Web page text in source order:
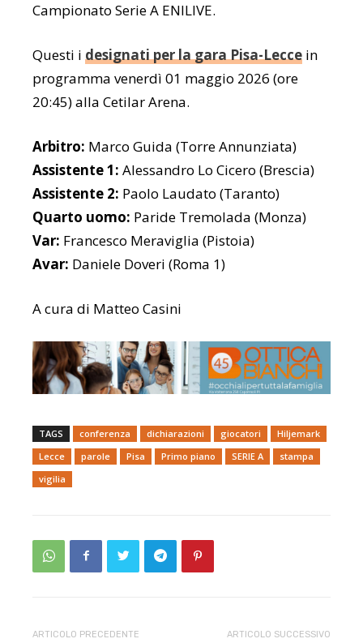
Campionato Serie A ENILIVE.
Questi i designati per la gara Pisa-Lecce in
programma venerdì 01 maggio 2026 (ore
20:45) alla Cetilar Arena.
Arbitro: Marco Guida (Torre Annunziata)
Assistente 1: Alessandro Lo Cicero (Brescia)
Assistente 2: Paolo Laudato (Taranto)
Quarto uomo: Paride Tremolada (Monza)
Var: Francesco Meraviglia (Pistoia)
Avar: Daniele Doveri (Roma 1)
A cura di Matteo Casini
TAGS conferenza dichiarazioni giocatori
Hiljemark
Lecce
parole Pisa Primo piano SERIE A
stampa
vigilia
ARTICOLO PRECEDENTE ARTICOLO SUCCESSIVO